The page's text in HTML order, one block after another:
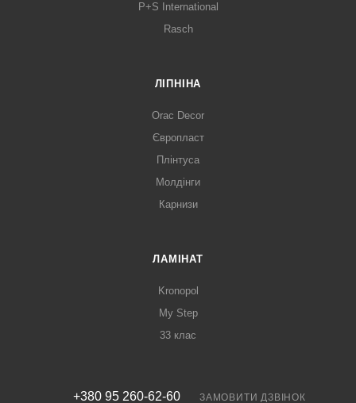
P+S International
Rasch
ЛІПНІНА
Orac Decor
Європласт
Плінтуса
Молдінги
Карнизи
ЛАМІНАТ
Kronopol
My Step
33 клас
+380 95 260-62-60 ЗАМОВИТИ ДЗВІНОК